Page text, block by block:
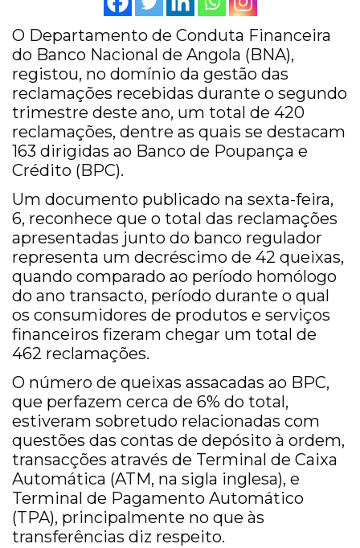
O Departamento de Conduta Financeira
do Banco Nacional de Angola (BNA),
registou, no domínio da gestão das
reclamações recebidas durante o segundo
trimestre deste ano, um total de 420
reclamações, dentre as quais se destacam
163 dirigidas ao Banco de Poupança e
Crédito (BPC).
Um documento publicado na sexta-feira,
6, reconhece que o total das reclamações
apresentadas junto do banco regulador
representa um decréscimo de 42 queixas,
quando comparado ao período homólogo
do ano transacto, período durante o qual
os consumidores de produtos e serviços
financeiros fizeram chegar um total de
462 reclamações.
O número de queixas assacadas ao BPC,
que perfazem cerca de 6% do total,
estiveram sobretudo relacionadas com
questões das contas de depósito à ordem,
transacções através de Terminal de Caixa
Automática (ATM, na sigla inglesa), e
Terminal de Pagamento Automático
(TPA), principalmente no que às
transferências diz respeito.